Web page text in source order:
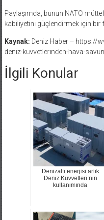
Paylaşımda, bunun NATO
kabiliyetini güçlendirmek için bir
Kaynak: Deniz Haber – https://
deniz-kuvvetlerinden-hava-
İlgili Konular
Denizaltı enerjisi artık
Deniz Kuvvetleri’nin
kullanımında